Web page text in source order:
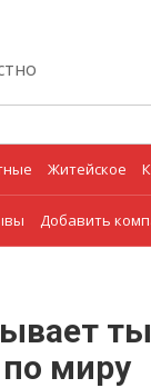
Житейское
Добавить
миру